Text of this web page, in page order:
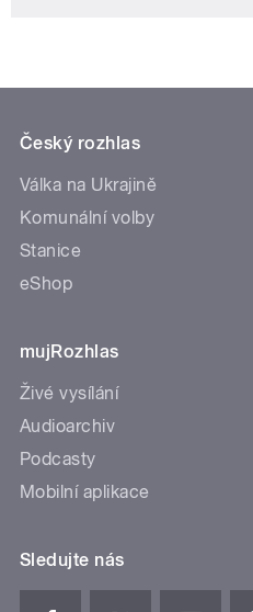
Český rozhlas
Válka na Ukrajině
Komunální volby
Stanice
eShop
mujRozhlas
Živé vysílání
Audioarchiv
Podcasty
Mobilní aplikace
Sledujte nás